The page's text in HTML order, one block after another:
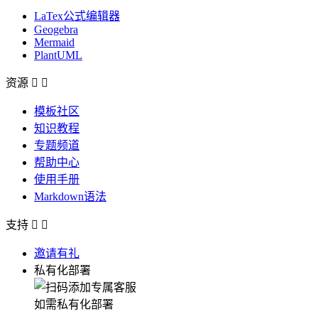
LaTex公式编辑器
Geogebra
Mermaid
PlantUML
资源  
模板社区
知识教程
专题频道
帮助中心
使用手册
Markdown语法
支持  
邀请有礼
私有化部署
如需私有化部署